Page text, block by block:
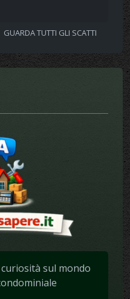
GUARDA TUTTI GLI SCATTI
sul mondo